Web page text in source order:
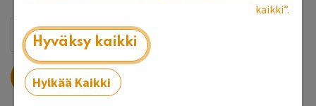
LISÄÄ OSTOSKORIIN
kaikki”.
Hyväksy kaikki
Hylkää Kaikki